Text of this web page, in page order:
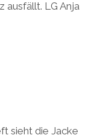
ausfällt. LG Anja
sieht die Jacke